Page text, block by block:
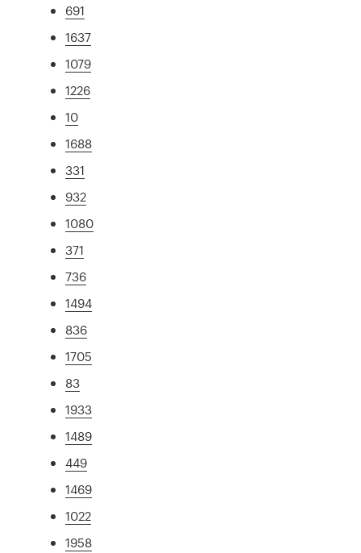
691
1637
1079
1226
10
1688
331
932
1080
371
736
1494
836
1705
83
1933
1489
449
1469
1022
1958